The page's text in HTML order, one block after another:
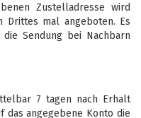
Zustelladresse wird
Drittes mal angeboten. Es
Sendung bei Nachbarn
7 tagen nach Erhalt
das angegebene Konto die